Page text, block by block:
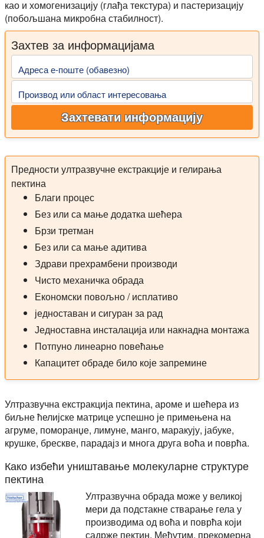
као и хомогенизацију (глађа текстура) и пастеризацију
(побољшана микробна стабилност).
Захтев за информацијама
Адреса е-поште (обавезно)
Производ или област интересовања
Захтевати информацију
Предности ултразвучне екстракције и гелирања
пектина
Благи процес
Без или са мање додатка шећера
Брзи третман
Без или са мање адитива
Здрави прехрамбени производи
Чисто механичка обрада
Економски повољно / исплативо
једноставан и сигуран за рад
Једноставна инсталација или накнадна монтажа
Потпуно линеарно повећање
Капацитет обраде било које запремине
Ултразвучна екстракција пектина, ароме и шећера из
биљне ћелијске матрице успешно је примењена на
агруме, поморанџе, лимуне, манго, маракују, јабуке,
крушке, брескве, парадајз и многа друга воћа и поврћа.
Како избећи уништавање молекуларне структуре
пектина
Ултразвучна обрада може у великој
мери да подстакне стварање гела у
производима од воћа и поврћа који
садрже пектин. Међутим, прекомерна